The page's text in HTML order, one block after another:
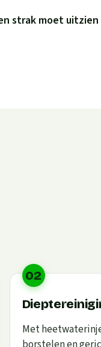
strak moet uitzien
02
Met